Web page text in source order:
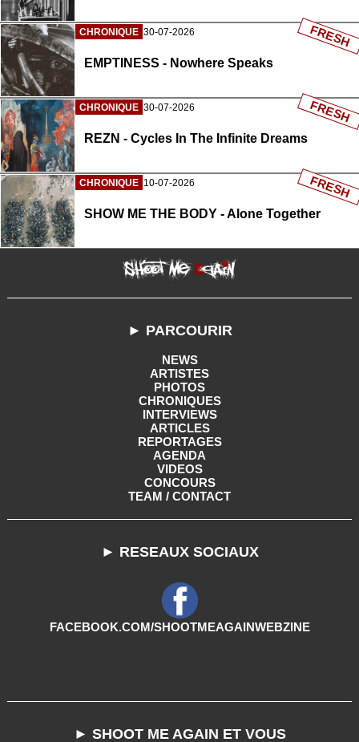
CHRONIQUE 30-07-2026
EMPTINESS - Nowhere Speaks
FRESH
CHRONIQUE 30-07-2026
REZN - Cycles In The Infinite Dreams
FRESH
CHRONIQUE 10-07-2026
SHOW ME THE BODY - Alone Together
FRESH
► PARCOURIR
NEWS
ARTISTES
PHOTOS
CHRONIQUES
INTERVIEWS
ARTICLES
REPORTAGES
AGENDA
VIDEOS
CONCOURS
TEAM / CONTACT
► RESEAUX SOCIAUX
FACEBOOK.COM/SHOOTMEAGAINWEBZINE
► SHOOT ME AGAIN ET VOUS